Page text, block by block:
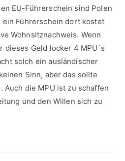
EU-Führerschein sind Polen
ein Führerschein dort kostet
Wohnsitznachweis. Wenn
dieses Geld locker 4 MPU´s
solch ein ausländischer
Sinn, aber das sollte
Auch die MPU ist zu schaffen
und den Willen sich zu